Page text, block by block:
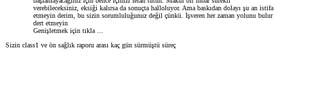
verebileceksiniz, eksiği kalırsa da sonuçta halloluyor. Ama baskıdan dolayı şu an istifa
etmeyin derim, bu sizin sorumluluğunuz değil çünkü. İşveren her zaman yolunu bulur
dert etmeyin
Genişletmek için tıkla ...
Sizin class1 ve ön sağlık raporu arası kaç gün sürmüştü süreç